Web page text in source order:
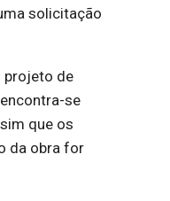
solicitação
projeto de
se
que os
da obra for